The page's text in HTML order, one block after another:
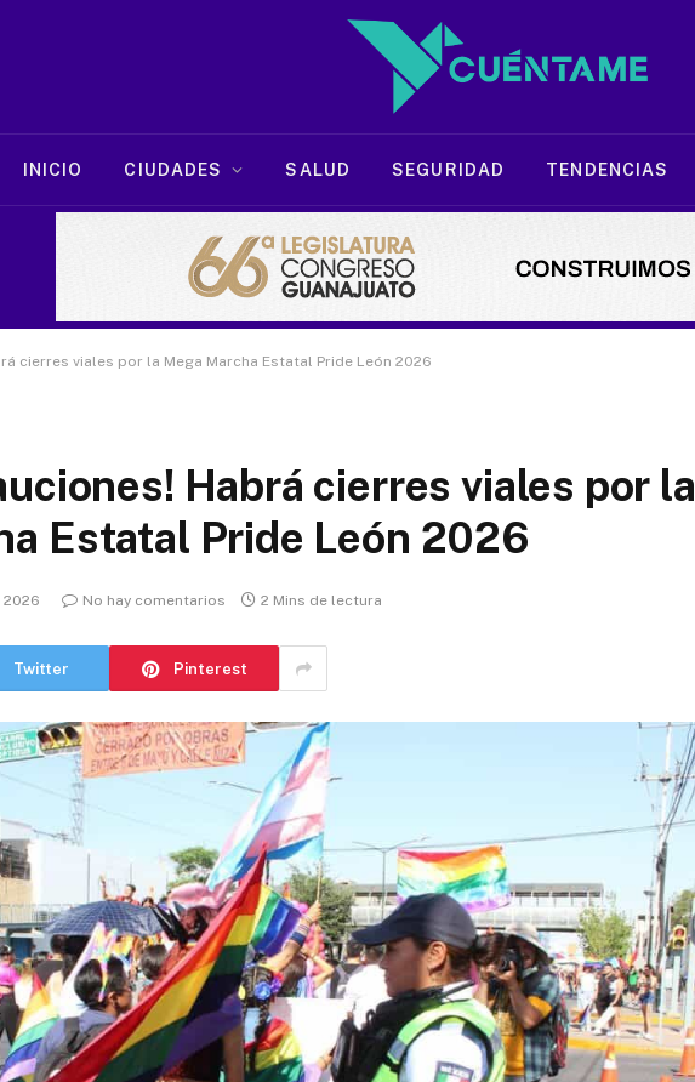
INICIO CIUDADES SALUD SEGURIDAD TENDENCIAS
cierres viales por la Mega Marcha Estatal Pride León 2026
Habrá cierres viales por la
Estatal Pride León 2026
2026 No hay comentarios 2 Mins de lectura
Twitter Pinterest